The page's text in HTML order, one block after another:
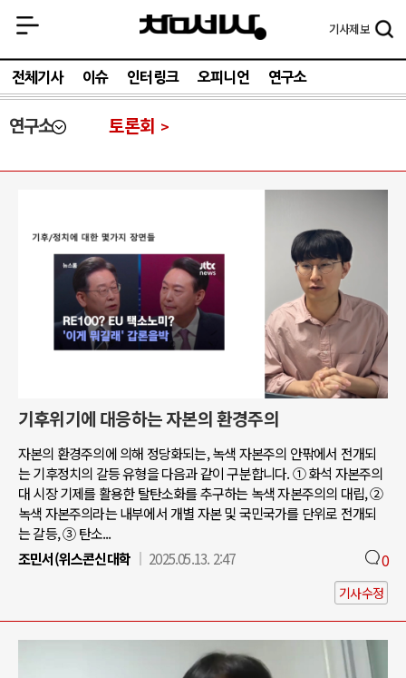
기사제보
전체기사 이슈 인터링크 오피니언 연구소
연구소 토론회
기후위기에 대응하는 자본의 환경주의
자본의 환경주의에 의해 정당화되는, 녹색 자본주의 안팎에서 전개되
는 기후정치의 갈등 유형을 다음과 같이 구분합니다. ① 화석 자본주의
대 시장 기제를 활용한 탈탄소화를 추구하는 녹색 자본주의의 대립, ②
녹색 자본주의라는 내부에서 개별 자본 및 국민국가를 단위로 전개되
는 갈등, ③ 탄소...
조민서(위스콘신대학
2025.05.13. 2:47 0
기사수정